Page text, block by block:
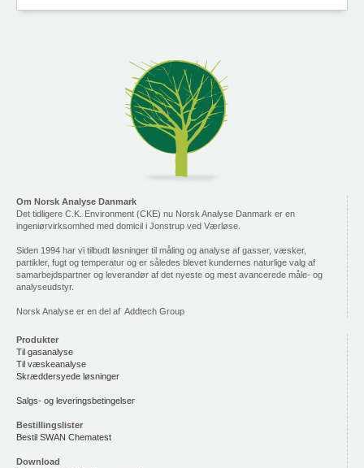
Om Norsk Analyse Danmark
Det tidligere C.K. Environment (CKE) nu Norsk Analyse Danmark er en
ingeniørvirksomhed med domicil i Jonstrup ved Værløse.
Siden 1994 har vi tilbudt løsninger til måling og analyse af gasser, væsker,
partikler, fugt og temperatur og er således blevet kundernes naturlige valg af
samarbejdspartner og leverandør af det nyeste og mest avancerede måle- og
analyseudstyr.
Norsk Analyse er en del af Addtech Group
Produkter
Til gasanalyse
Til væskeanalyse
Skræddersyede løsninger
Salgs- og leveringsbetingelser
Bestillingslister
Bestil SWAN Chematest
Download